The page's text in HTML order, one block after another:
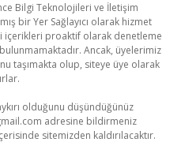
Bilgi Teknolojileri ve İletişim
bir Yer Sağlayıcı olarak hizmet
içerikleri proaktif olarak denetleme
Ancak, üyelerimiz
taşımakta olup, siteye üye olarak
olduğunu düşündüğünüz
adresine bildirmeniz
sitemizden kaldırılacaktır.